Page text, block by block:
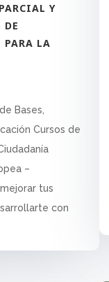
Y
LA
Bases,
Cursos de
–
tus
con